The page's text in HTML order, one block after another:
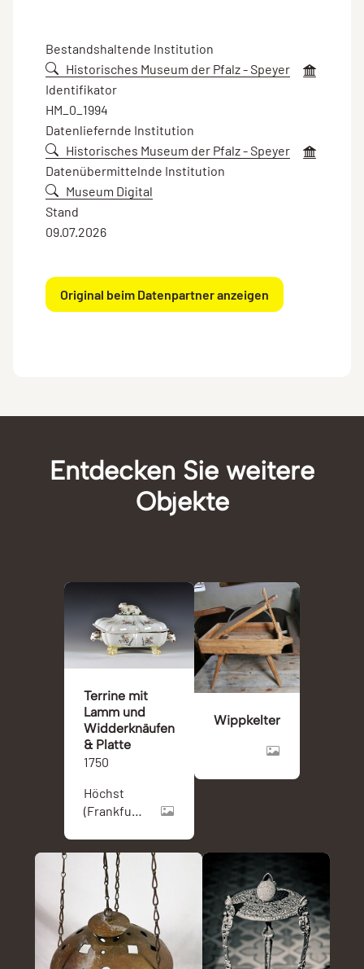
Bestandshaltende Institution
Historisches Museum der Pfalz - Speyer
Identifikator
HM_0_1994
Datenliefernde Institution
Historisches Museum der Pfalz - Speyer
Datenübermittelnde Institution
Museum Digital
Stand
09.07.2026
Original beim Datenpartner anzeigen
Entdecken Sie weitere
Objekte
Terrine mit
Lamm und
Widderknäufen
& Platte
1750
Höchst
(Frankfurt
Wippkelter